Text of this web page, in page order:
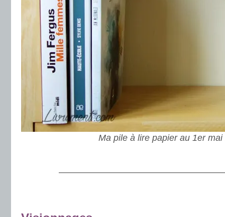
Ma pile à lire papier au 1er mai